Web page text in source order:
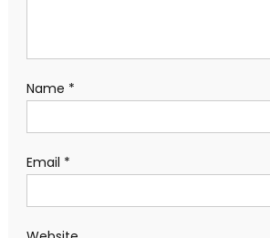
Name *
Email *